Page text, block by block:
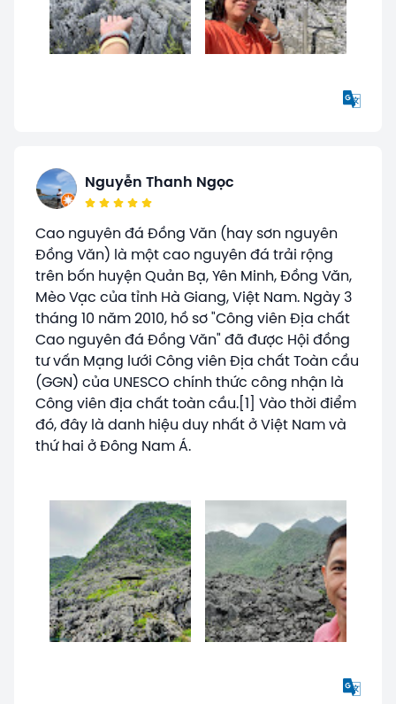
Nguyễn Thanh Ngọc
Cao nguyên đá Đồng Văn (hay sơn nguyên
Đồng Văn) là một cao nguyên đá trải rộng
trên bốn huyện Quản Bạ, Yên Minh, Đồng Văn,
Mèo Vạc của tỉnh Hà Giang, Việt Nam. Ngày 3
tháng 10 năm 2010, hồ sơ "Công viên Địa chất
Cao nguyên đá Đồng Văn" đã được Hội đồng
tư vấn Mạng lưới Công viên Địa chất Toàn cầu
(GGN) của UNESCO chính thức công nhận là
Công viên địa chất toàn cầu.[1] Vào thời điểm
đó, đây là danh hiệu duy nhất ở Việt Nam và
thứ hai ở Đông Nam Á.